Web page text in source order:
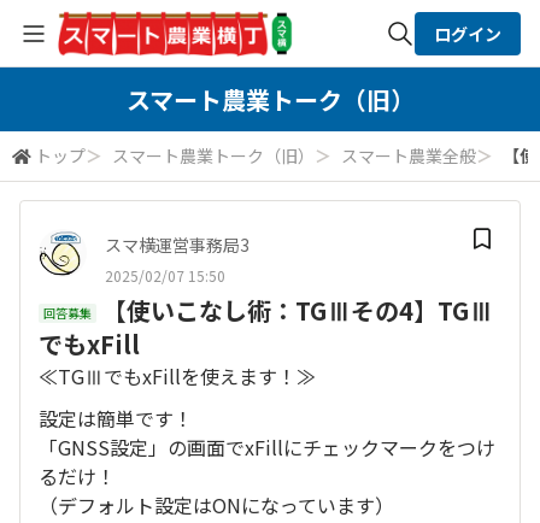
検索
ログイン
スマート農業トーク（旧）
トップ＞ スマート農業トーク（旧） ＞ スマート農業全般＞ 【
スマ横運営事務局3
2025/02/07 15:50
回答募集
【使いこなし術：TGⅢその4】TGⅢ
でもxFill
≪TGⅢでもxFillを使えます！≫
設定は簡単です！
「GNSS設定」の画面でxFillにチェックマークをつけ
るだけ！
（デフォルト設定はONになっています）